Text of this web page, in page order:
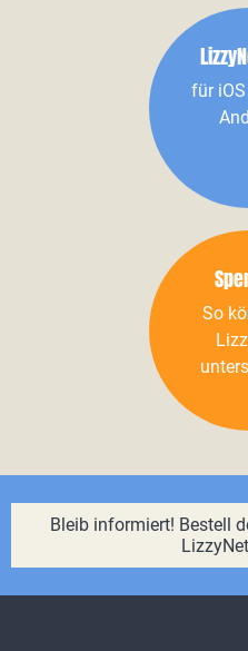
für
So
Bleib informiert! Bestell